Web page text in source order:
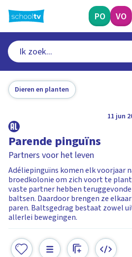
naar
hoofdinhoud
PO VO
Dieren en planten
11 jun
Parende pinguïns
Partners voor het leven
Adéliepinguïns komen elk voorjaar
broedkolonie om zich voort te
vaste partner hebben
baltsen. Daardoor brengen ze
paren. Baltsgedrag bestaat zowel
allerlei bewegingen.